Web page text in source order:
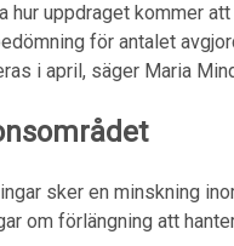
uppdraget kommer
för antalet
i april, säger Maria
sker en minskning
om förlängning att